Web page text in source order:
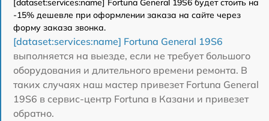
[dataset:services:name] Fortuna General 19S6 будет стоить на
-15% дешевле при оформлении заказа на сайте через
форму заказа звонка.
[dataset:services:name] Fortuna General 19S6
выполняется на выезде, если не требует большого
оборудования и длительного времени ремонта. В
таких случаях наш мастер привезет Fortuna General
19S6 в сервис-центр Fortuna в Казани и привезет
обратно.